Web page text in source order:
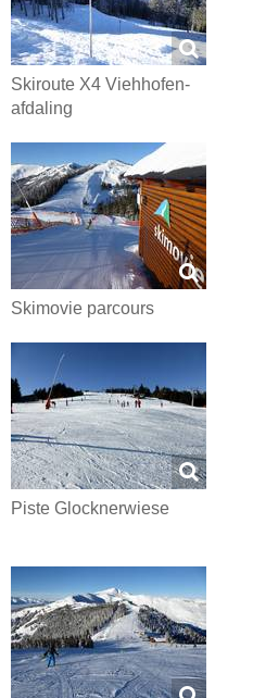
Skiroute X4 Viehhofen-
afdaling
Skimovie parcours
Piste Glocknerwiese